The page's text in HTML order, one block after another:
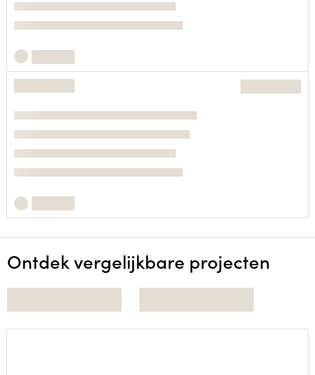
Ontdek vergelijkbare projecten